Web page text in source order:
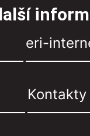
eri-
Kontakty